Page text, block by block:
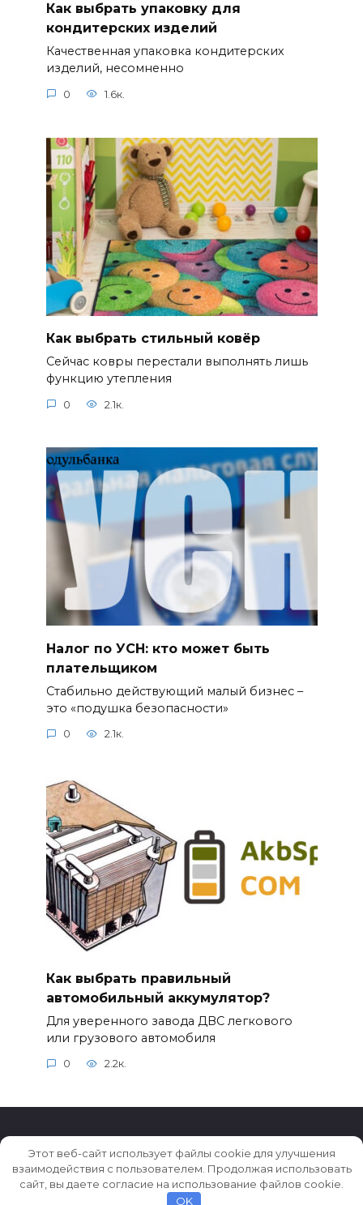
Как выбрать упаковку для
кондитерских изделий
Качественная упаковка кондитерских
изделий, несомненно
0 1.6к.
Как выбрать стильный ковёр
Сейчас ковры перестали выполнять лишь
функцию утепления
0 2.1к.
Налог по УСН: кто может быть
плательщиком
Стабильно действующий малый бизнес –
это «подушка безопасности»
0 2.1к.
Как выбрать правильный
автомобильный аккумулятор?
Для уверенного завода ДВС легкового
или грузового автомобиля
0 2.2к.
© 2026 Истории ★ Новости ★ Факты ★ Очерки
Этот веб-сайт использует файлы cookie для улучшения
взаимодействия с пользователем. Продолжая использовать
сайт, вы даете согласие на использование файлов cookie.
OK